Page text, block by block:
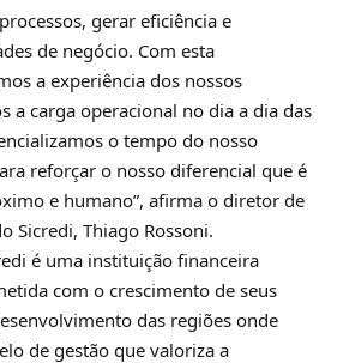
gerar eficiência e
de negócio. Com esta
a experiência dos nossos
a carga operacional no dia a dia das
o tempo do nosso
reforçar o nosso diferencial que é
e humano”, afirma o diretor de
Sicredi, Thiago Rossoni.
é uma instituição financeira
com o crescimento de seus
das regiões onde
de gestão que valoriza a